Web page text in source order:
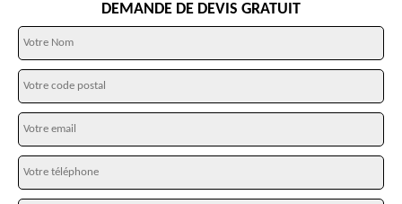
DEMANDE DE DEVIS GRATUIT